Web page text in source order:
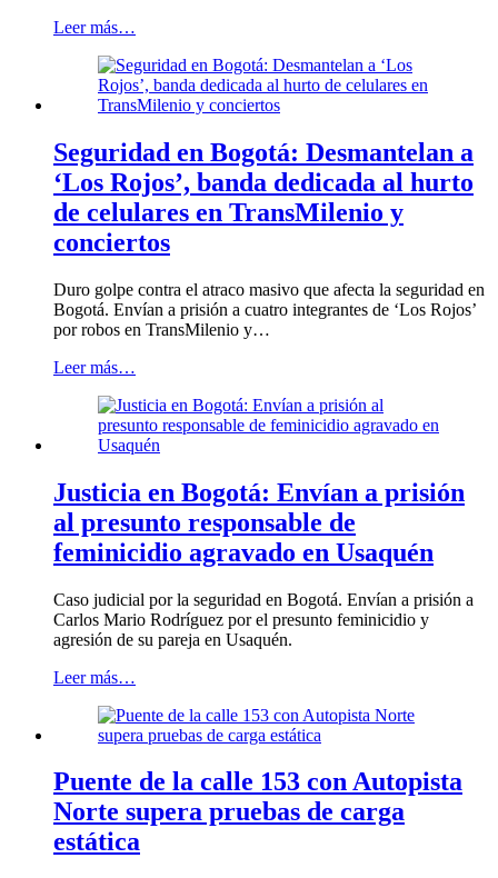
Leer más…
Seguridad en Bogotá: Desmantelan a
‘Los Rojos’, banda dedicada al hurto
de celulares en TransMilenio y
conciertos
Duro golpe contra el atraco masivo que afecta la seguridad en
Bogotá. Envían a prisión a cuatro integrantes de ‘Los Rojos’
por robos en TransMilenio y…
Leer más…
Justicia en Bogotá: Envían a prisión
al presunto responsable de
feminicidio agravado en Usaquén
Caso judicial por la seguridad en Bogotá. Envían a prisión a
Carlos Mario Rodríguez por el presunto feminicidio y
agresión de su pareja en Usaquén.
Leer más…
Puente de la calle 153 con Autopista
Norte supera pruebas de carga
estática